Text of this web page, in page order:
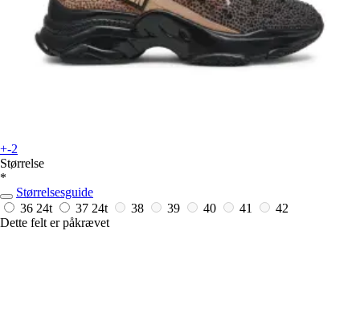
+-2
Størrelse
*
Størrelsesguide
36 24t 37 24t 38 39 40 41
42
Dette felt er påkrævet